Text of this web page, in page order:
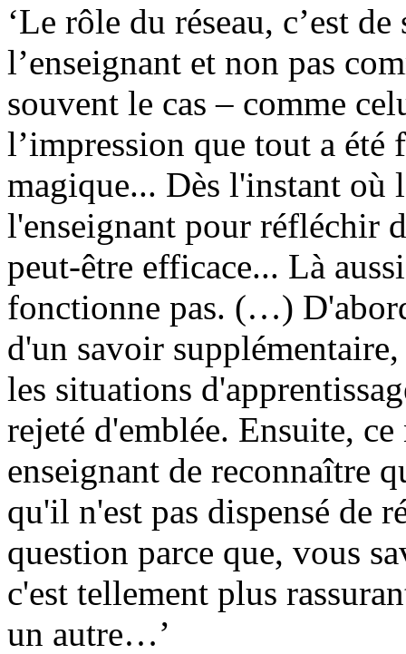
‘Le rôle du réseau, c’est
l’enseignant et non pas
souvent le cas – comme
l’impression que tout a
magique... Dès l'instant où
l'enseignant pour réfléchir
peut-être efficace... Là
fonctionne pas. (…)
d'un savoir
les situations
rejeté d'emblée. Ensuite,
enseignant de reconnaître
qu'il n'est pas dispensé de
question parce que, vous
c'est tellement plus
un autre…’